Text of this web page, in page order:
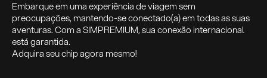
Embarque em uma experiência de viagem sem
preocupações, mantendo-se conectado(a) em todas as suas
aventuras. Com a SIMPREMIUM, sua conexão internacional
está garantida.
Adquira seu chip agora mesmo!